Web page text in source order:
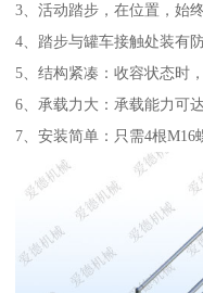
3、活动踏步，在位置，始
4、踏步与罐车接触处装有
5、结构紧凑：收容状态时
6、承载力大：承载能力可达
7、安装简单：只需4根M16